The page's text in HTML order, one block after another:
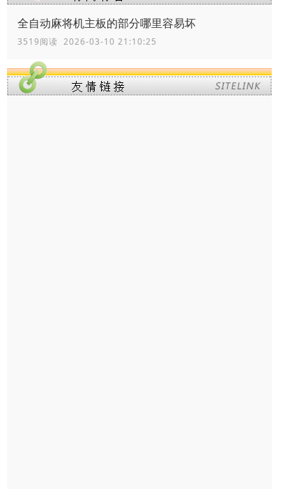
全自动麻将机主板的部分哪里容易坏
3519阅读 2026-03-10 21:10:25